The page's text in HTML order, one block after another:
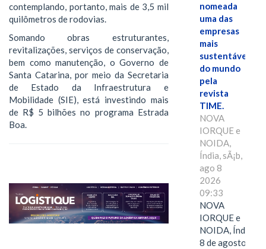
contemplando, portanto, mais de 3,5 mil
quilômetros de rodovias.
Somando obras estruturantes,
revitalizações, serviços de conservação,
bem como manutenção, o Governo de
Santa Catarina, por meio da Secretaria
de Estado da Infraestrutura e
Mobilidade (SIE), está investindo mais
de R$ 5 bilhões no programa Estrada
Boa.
nomeada
uma das
empresas
mais
sustentáveis
do mundo
pela
revista
TIME.
NOVA
IORQUE e
NOIDA,
Índia, sÃ¡b,
ago 8
2026
09:33
NOVA
IORQUE e
NOIDA, Índia,
8 de agosto de